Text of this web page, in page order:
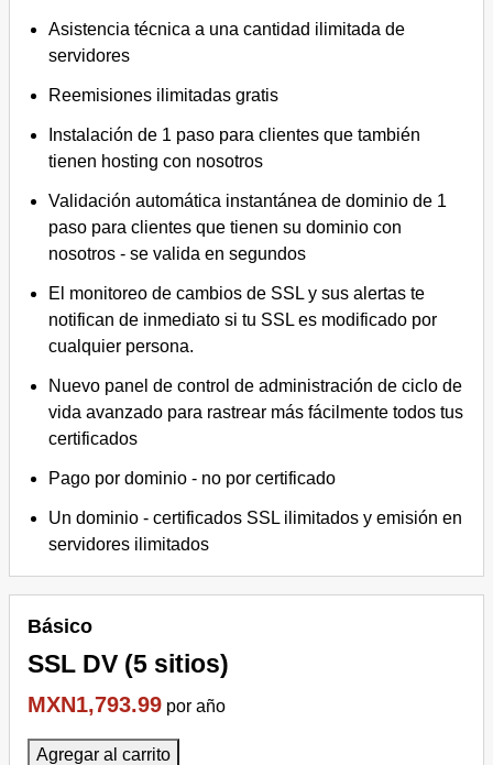
Asistencia técnica a una cantidad ilimitada de
servidores
Reemisiones ilimitadas gratis
Instalación de 1 paso para clientes que también
tienen hosting con nosotros
Validación automática instantánea de dominio de 1
paso para clientes que tienen su dominio con
nosotros - se valida en segundos
El monitoreo de cambios de SSL y sus alertas te
notifican de inmediato si tu SSL es modificado por
cualquier persona.
Nuevo panel de control de administración de ciclo de
vida avanzado para rastrear más fácilmente todos tus
certificados
Pago por dominio - no por certificado
Un dominio - certificados SSL ilimitados y emisión en
servidores ilimitados
Básico
SSL DV (5 sitios)
MXN1,793.99 por año
Agregar al carrito